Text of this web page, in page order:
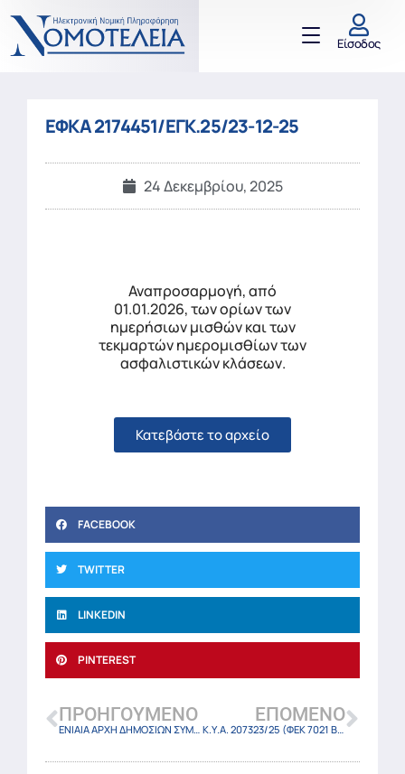
Είσοδος
ΕΦΚΑ 2174451/ΕΓΚ.25/23-12-25
24 Δεκεμβρίου, 2025
Αναπροσαρμογή, από
01.01.2026, των ορίων των
ημερήσιων μισθών και των
τεκμαρτών ημερομισθίων των
ασφαλιστικών κλάσεων.
Κατεβάστε το αρχείο
FACEBOOK
TWITTER
LINKEDIN
PINTEREST
ΠΡΟΗΓΟΎΜΕΝΟ
ΕΝΙΑΙΑ ΑΡΧΗ ΔΗΜΟΣΙΩΝ ΣΥΜΒΑΣΕΩΝ 11840/24-12-2025 – ΚΑΤΕΥΘΥΝΤΗΡΙΑ ΟΔΗΓΙΑ 29
ΕΠΌΜΕΝΟ
Κ.Υ.Α. 207323/25 (ΦΕΚ 7021 Β/24-12-2025)